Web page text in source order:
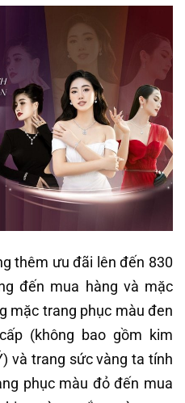
thêm ưu đãi lên đến 830
đến mua hàng và mặc
mặc trang phục màu đen
(không bao gồm kim
và trang sức vàng ta tính
phục màu đỏ đến mua